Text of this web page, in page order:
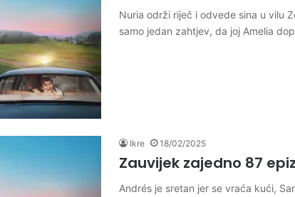
Nuria održi riječ i odvede sina u vilu
samo jedan zahtjev, da joj Amelia
Ikre 18/02/2025
Zauvijek zajedno 87
Andrés je sretan jer se vraća kući,